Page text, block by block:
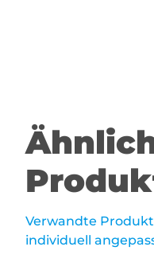
Verwandte
individuell